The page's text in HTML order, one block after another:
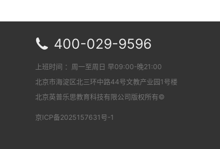
 400-029-9596
上班时间 ：周一至周日 早09:00-晚21:00
北京市海淀区北三环中路44号文教产业园1号楼
北京英普乐思教育科技有限公司版权所有©
京ICP备2025157631号-1